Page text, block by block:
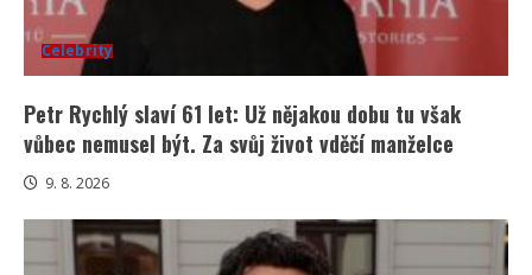
Celebrity
Petr Rychlý slaví 61 let: Už nějakou dobu tu však
vůbec nemusel být. Za svůj život vděčí manželce
9. 8. 2026